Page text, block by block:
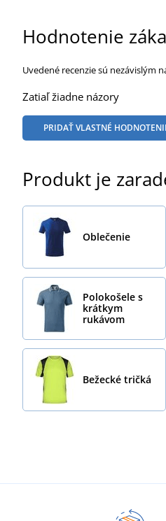
Hodnotenie
Uvedené recenzie sú nezávislým
Zatiaľ žiadne názory
PRIDAŤ VLASTNÉ
Produkt je
Oblečenie
Polokošele s
krátkym
rukávom
Bežecké tričká